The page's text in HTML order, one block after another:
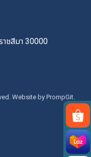
ชสีมา 30000
Website by PrompGit.